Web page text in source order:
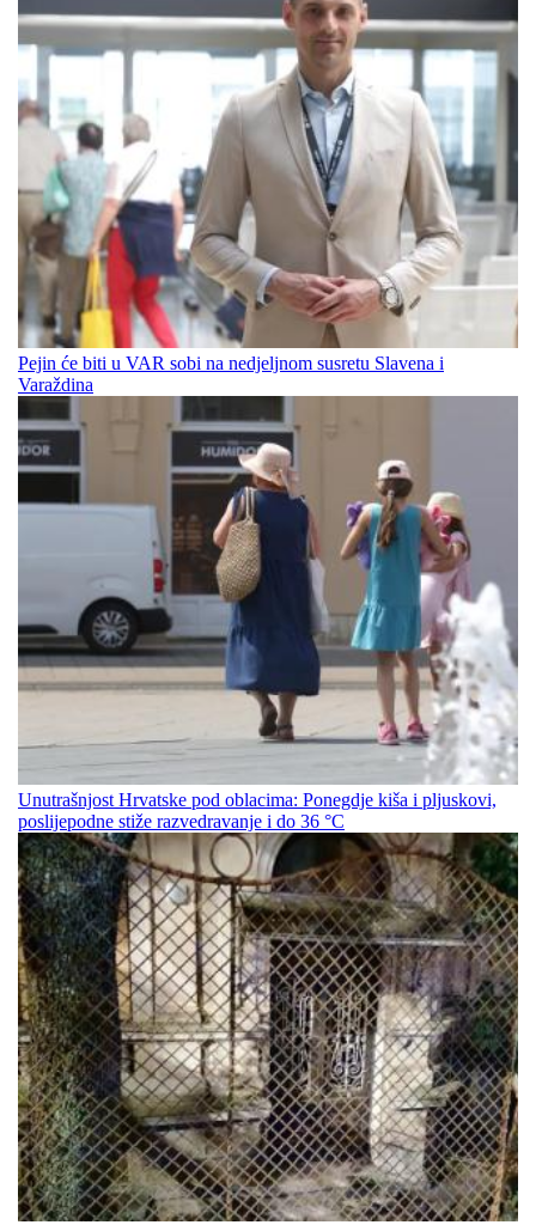
Pejin će biti u VAR sobi na nedjeljnom susretu Slavena i
Varaždina
Unutrašnjost Hrvatske pod oblacima: Ponegdje kiša i pljuskovi,
poslijepodne stiže razvedravanje i do 36 °C